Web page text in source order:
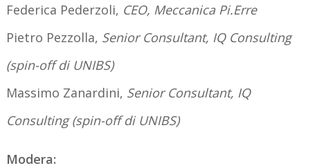
Federica Pederzoli, CEO, Meccanica Pi.Erre
Pietro Pezzolla, Senior Consultant, IQ Consulting
(spin-off di UNIBS)
Massimo Zanardini, Senior Consultant, IQ
Consulting (spin-off di UNIBS)
Modera: